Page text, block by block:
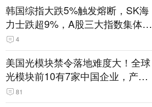
韩国综指大跌5%触发熔断，SK海
力士跌超9%，A股三大指数集体低
开 4
美国光模块禁令落地难度大！全球
光模块前10有7家中国企业，产业
界人士：想“脱钩”并不容易
81